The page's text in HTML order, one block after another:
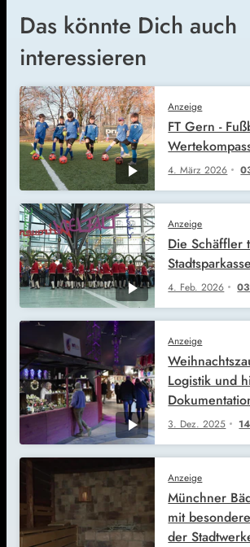
Das könnte Dich auch
interessieren
Anzeige
4. März 2026
FT Gern -
Anzeige
4. Feb. 2026
Die Schäffler
Anzeige
3. Dez. 2025
Logistik und
Anzeige
Münchner
mit
der